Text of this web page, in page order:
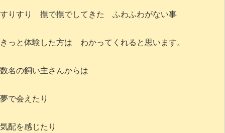
すりすり 撫で撫でしてきた ふわふわがない事
きっと体験した方は わかってくれると思います。
数名の飼い主さんからは
夢で会えたり
気配を感じたり